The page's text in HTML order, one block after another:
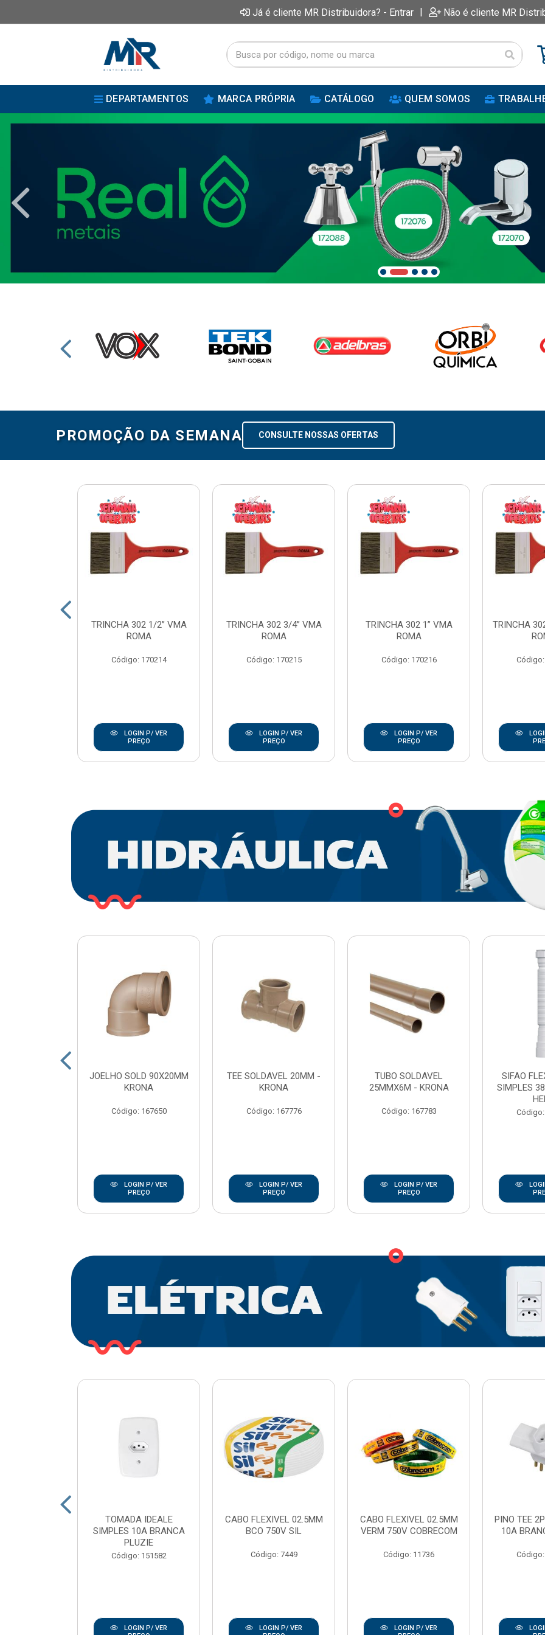
Já é cliente MR Distribuidora? - Entrar | Não é cliente MR
DEPARTAMENTOS MARCA PRÓPRIA CATÁLOGO QUEM SOMOS
PROMOÇÃO DA SEMANA CONSULTE NOSSAS OFERTAS
TRINCHA 302 1/2” VMA
ROMA
Código: 170214
LOGIN P/ VER
PREÇO
TRINCHA 302 3/4” VMA
ROMA
Código: 170215
LOGIN P/ VER
PREÇO
TRINCHA 302 1” VMA
ROMA
Código: 170216
LOGIN P/ VER
PREÇO
TRINCHA
JOELHO SOLD 90X20MM
KRONA
Código: 167650
LOGIN P/ VER
PREÇO
TEE SOLDAVEL 20MM -
KRONA
Código: 167776
LOGIN P/ VER
PREÇO
TUBO SOLDAVEL
25MMX6M - KRONA
Código: 167783
LOGIN P/ VER
PREÇO
SIFAO
SIMPLES
TOMADA IDEALE
SIMPLES 10A BRANCA
PLUZIE
Código: 151582
LOGIN P/ VER
CABO FLEXIVEL 02.5MM
BCO 750V SIL
Código: 7449
LOGIN P/ VER
CABO FLEXIVEL 02.5MM
VERM 750V COBRECOM
Código: 11736
LOGIN P/ VER
PINO TEE
10A
Código: